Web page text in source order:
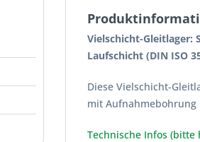
Vielschicht-Gleitlager:
Laufschicht (DIN ISO
Diese Vielschicht-
mit Aufnahmebohrung
Technische Infos (bitte